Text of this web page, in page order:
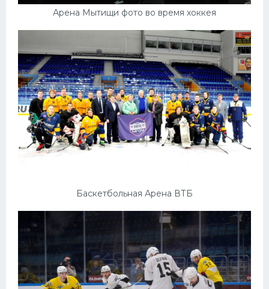
Арена Мытищи фото во время хоккея
Баскетбольная Арена ВТБ